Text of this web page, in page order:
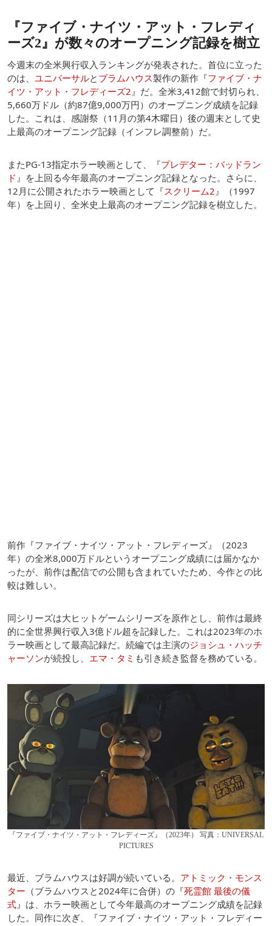
『ファイブ・ナイツ・アット・フレディ
ーズ2』が数々のオープニング記録を樹立
今週末の全米興行収入ランキングが発表された。首位に立った
のは、 ユニバーサルと ブラムハウス製作の新作『ファイブ・ナ
イツ・アット・フレディーズ2 』だ。全米3,412館で封切られ、
5,660万ドル（約87億9,000万円）のオープニング成績を記録
した。これは、感謝祭（11月の第4木曜日）後の週末として史
上最高のオープニング記録（インフレ調整前）だ。
またPG-13指定ホラー映画として、『プレデター：バッドラン
ド 』を上回る今年最高のオープニング記録となった。さらに、
12月に公開されたホラー映画として『スクリーム2 』（1997
年）を上回り、全米史上最高のオープニング記録を樹立した。
前作『ファイブ・ナイツ・アット・フレディーズ』（2023
年）の全米8,000万ドルというオープニング成績には届かなか
ったが、前作は配信での公開も含まれていたため、今作との比
較は難しい。
同シリーズは大ヒットゲームシリーズを原作とし、前作は最終
的に全世界興行収入3億ドル超を記録した。これは2023年のホ
ラー映画として最高記録だ。続編では主演のジョシュ・ハッチ
ャーソンが続投し、 エマ・タミ も引き続き監督を務めている。
『ファイブ・ナイツ・アット・フレディーズ』（2023年） 写真：UNIVERSAL
PICTURES
最近、ブラムハウスは好調が続いている。 アトミック・モンス
ター （ブラムハウスと2024年に合併）の『死霊館 最後の儀
式 』は、ホラー映画として今年最高のオープニング成績を記録
した。同作に次ぎ、『ファイブ・ナイツ・アット・フレディー